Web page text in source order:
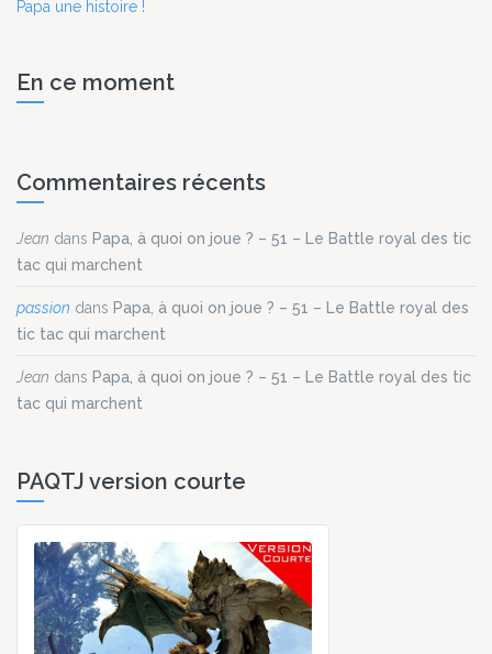
Papa une histoire !
En ce moment
Commentaires récents
Jean dans Papa, à quoi on joue ? – 51 – Le Battle royal des tic
tac qui marchent
passion dans Papa, à quoi on joue ? – 51 – Le Battle royal des
tic tac qui marchent
Jean dans Papa, à quoi on joue ? – 51 – Le Battle royal des tic
tac qui marchent
PAQTJ version courte